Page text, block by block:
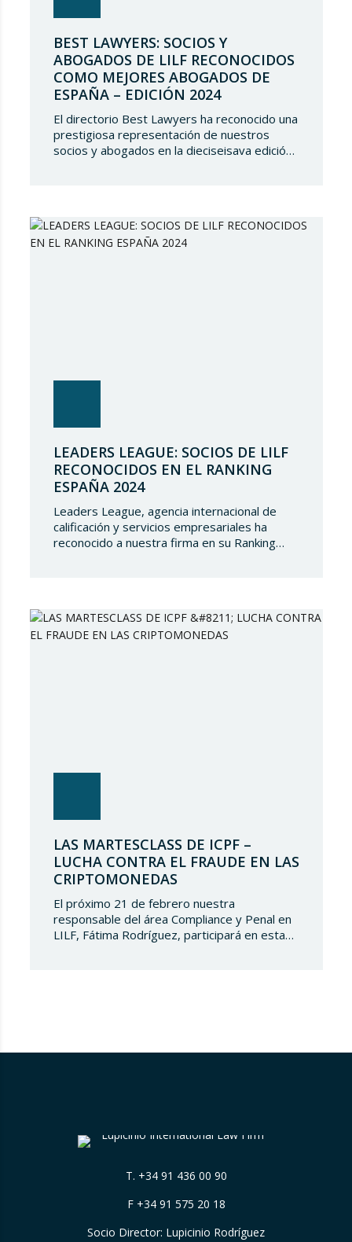
BEST LAWYERS: SOCIOS Y
ABOGADOS DE LILF RECONOCIDOS
COMO MEJORES ABOGADOS DE
ESPAÑA – EDICIÓN 2024
El directorio Best Lawyers ha reconocido una
prestigiosa representación de nuestros
socios y abogados en la dieciseisava edición
continuar estando presentes en tan selecto
directorio demostrando nuestro talento
LEADERS LEAGUE: SOCIOS DE LILF
RECONOCIDOS EN EL RANKING
ESPAÑA 2024
Leaders League, agencia internacional de
calificación y servicios empresariales ha
reconocido a nuestra firma en su Ranking
de seguir siendo parte de un directorio tan
selecto, lo que demuestra el gran talento…
LAS MARTESCLASS DE ICPF –
LUCHA CONTRA EL FRAUDE EN LAS
CRIPTOMONEDAS
El próximo 21 de febrero nuestra
responsable del área Compliance y Penal en
LILF, Fátima Rodríguez, participará en esta
T. +34 91 436 00 90
F +34 91 575 20 18
Socio Director: Lupicinio Rodríguez